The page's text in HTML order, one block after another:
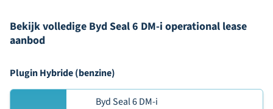
Bekijk volledige Byd Seal 6 DM-i operational lease
aanbod
Plugin Hybride (benzine)
Byd Seal 6 DM-i